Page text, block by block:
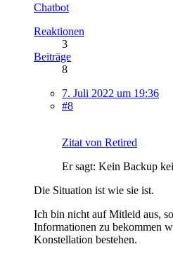
Chatbot
Reaktionen
3
Beiträge
8
7. Juli 2022 um 19:36
#8
Zitat von Retired
Er sagt: Kein Backup
Die Situation ist wie sie ist.
Ich bin nicht auf Mitleid aus,
Informationen zu bekommen
Konstellation bestehen.